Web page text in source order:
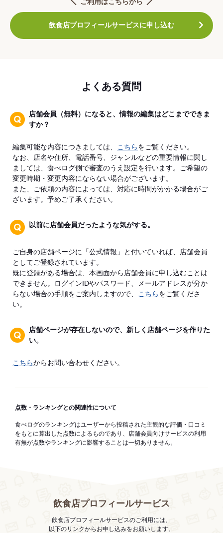
飲食店プロフィールサービスに申し込む
よくある質問
店舗会員（無料）になると、情報の編集はどこまでできま
すか？
編集可能な内容につきましては、 こちらをご覧ください。
なお、店名や住所、電話番号、ジャンルなどの重要情報に関し
ましては、食べログ側で審査のうえ設定を行います。ご希望の
変更時期・変更内容にならない場合がございます。
また、ご依頼の内容によっては、対応に時間がかかる場合がご
ざいます。予めご了承ください。
以前に店舗会員だったような気がする。
ご自身の店舗ページに「公式情報」と付いていれば、店舗会員
としてご登録されています。
既に登録がある場合は、本画面から店舗会員に申し込むことは
できません。ログインIDやパスワード、メールアドレスが分か
らない場合の手順をご案内しますので、
こちらをご覧くださ
い。
店舗ページが存在しないので、新しく店舗ページを作りた
い。
こちらからお問い合わせください。
点数・ランキングとの関連性について
食べログのランキングはユーザーから投稿された主観的な評価・口コミ
をもとに算出した点数によるものであり、店舗会員向けサービスの利用
有無が点数やランキングに影響することは一切ありません。
飲食店プロフィールサービス
飲食店プロフィールサービスのご利用には、
以下のリンクからお申し込みをお願いします。